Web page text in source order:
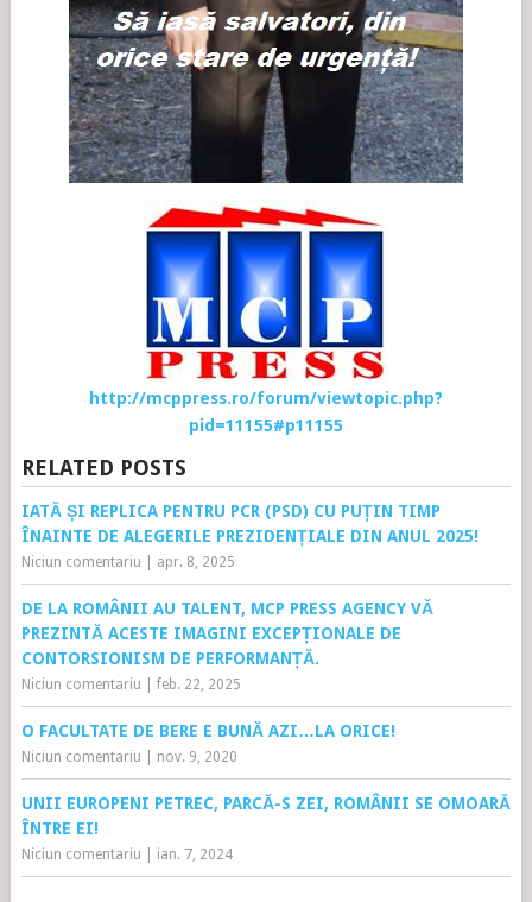
http://mcppress.ro/forum/viewtopic.php?
pid=11155#p11155
RELATED POSTS
IATĂ ȘI REPLICA PENTRU PCR (PSD) CU PUȚIN TIMP
ÎNAINTE DE ALEGERILE PREZIDENȚIALE DIN ANUL 2025!
Niciun comentariu apr. 8, 2025
DE LA ROMÂNII AU TALENT, MCP PRESS AGENCY VĂ
PREZINTĂ ACESTE IMAGINI EXCEPȚIONALE DE
CONTORSIONISM DE PERFORMANȚĂ.
Niciun comentariu feb. 22, 2025
O FACULTATE DE BERE E BUNĂ AZI…LA ORICE!
Niciun comentariu nov. 9, 2020
UNII EUROPENI PETREC, PARCĂ-S ZEI, ROMÂNII SE OMOARĂ
ÎNTRE EI!
Niciun comentariu ian. 7, 2024